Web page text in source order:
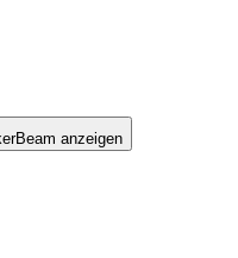
anzeigen